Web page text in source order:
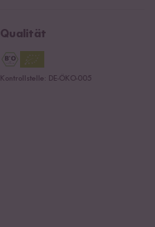
Qualität
Kontrollstelle: DE-ÖKO-005